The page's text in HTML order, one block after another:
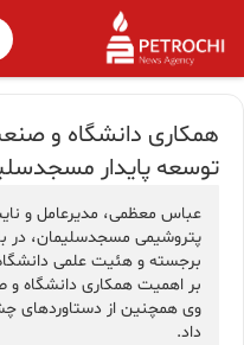
همكاری دانشگاه و
توسعه پایدار
عباس معظمی، مدیرعامل و
پتروشیمی مسجدسلیمان، در
برجسته و هئیت علمی
بر اهمیت همکاری دانشگاه
وی همچنین از دستاوردهای
داد.